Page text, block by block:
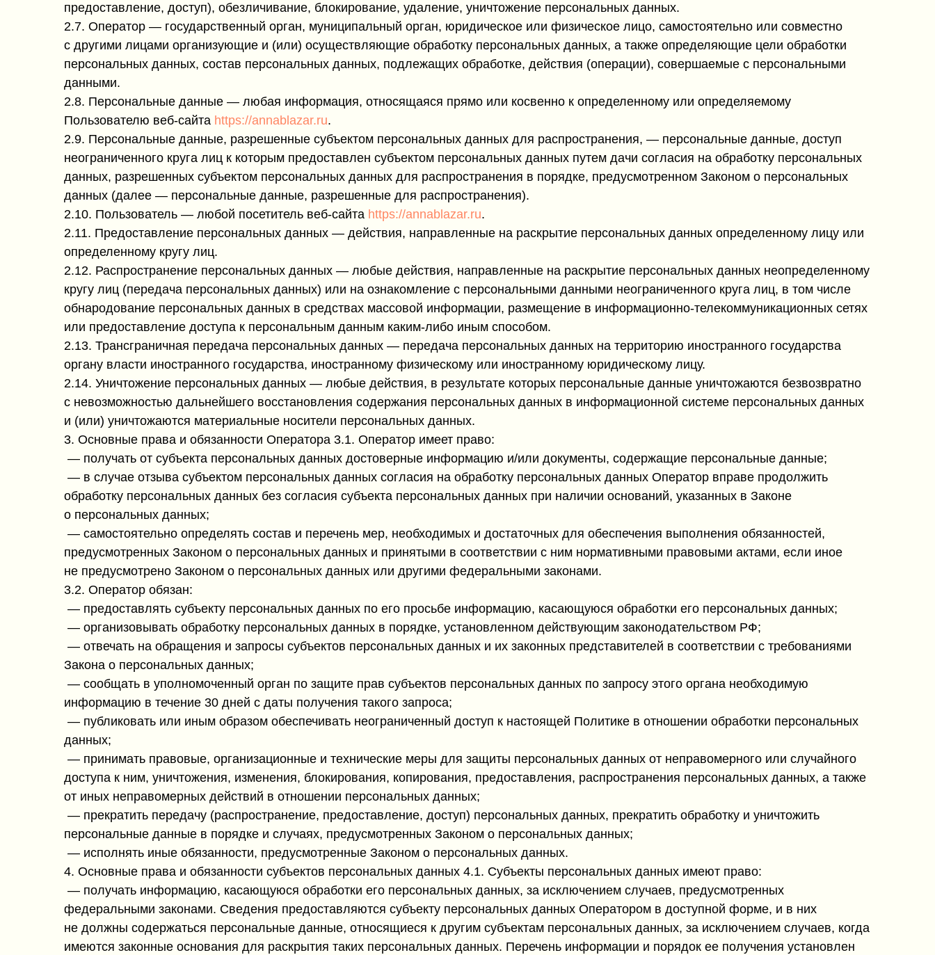
предоставление, доступ), обезличивание, блокирование, удаление, уничтожение персональных данных.
2.7. Оператор — государственный орган, муниципальный орган, юридическое или физическое лицо, самостоятельно или совместно
с другими лицами организующие и (или) осуществляющие обработку персональных данных, а также определяющие цели обработки
персональных данных, состав персональных данных, подлежащих обработке, действия (операции), совершаемые с персональными
данными.
2.8. Персональные данные — любая информация, относящаяся прямо или косвенно к определенному или определяемому
Пользователю веб-сайта https://annablazar.ru.
2.9. Персональные данные, разрешенные субъектом персональных данных для распространения, — персональные данные, доступ
неограниченного круга лиц к которым предоставлен субъектом персональных данных путем дачи согласия на обработку персональных
данных, разрешенных субъектом персональных данных для распространения в порядке, предусмотренном Законом о персональных
данных (далее — персональные данные, разрешенные для распространения).
2.10. Пользователь — любой посетитель веб-сайта https://annablazar.ru.
2.11. Предоставление персональных данных — действия, направленные на раскрытие персональных данных определенному лицу или
определенному кругу лиц.
2.12. Распространение персональных данных — любые действия, направленные на раскрытие персональных данных неопределенному
кругу лиц (передача персональных данных) или на ознакомление с персональными данными неограниченного круга лиц, в том числе
обнародование персональных данных в средствах массовой информации, размещение в информационно-телекоммуникационных сетях
или предоставление доступа к персональным данным каким-либо иным способом.
2.13. Трансграничная передача персональных данных — передача персональных данных на территорию иностранного государства
органу власти иностранного государства, иностранному физическому или иностранному юридическому лицу.
2.14. Уничтожение персональных данных — любые действия, в результате которых персональные данные уничтожаются безвозвратно
с невозможностью дальнейшего восстановления содержания персональных данных в информационной системе персональных данных
и (или) уничтожаются материальные носители персональных данных.
3. Основные права и обязанности Оператора 3.1. Оператор имеет право:
— получать от субъекта персональных данных достоверные информацию и/или документы, содержащие персональные данные;
— в случае отзыва субъектом персональных данных согласия на обработку персональных данных Оператор вправе продолжить
обработку персональных данных без согласия субъекта персональных данных при наличии оснований, указанных в Законе
о персональных данных;
— самостоятельно определять состав и перечень мер, необходимых и достаточных для обеспечения выполнения обязанностей,
предусмотренных Законом о персональных данных и принятыми в соответствии с ним нормативными правовыми актами, если иное
не предусмотрено Законом о персональных данных или другими федеральными законами.
3.2. Оператор обязан:
— предоставлять субъекту персональных данных по его просьбе информацию, касающуюся обработки его персональных данных;
— организовывать обработку персональных данных в порядке, установленном действующим законодательством РФ;
— отвечать на обращения и запросы субъектов персональных данных и их законных представителей в соответствии с требованиями
Закона о персональных данных;
— сообщать в уполномоченный орган по защите прав субъектов персональных данных по запросу этого органа необходимую
информацию в течение 30 дней с даты получения такого запроса;
— публиковать или иным образом обеспечивать неограниченный доступ к настоящей Политике в отношении обработки персональных
данных;
— принимать правовые, организационные и технические меры для защиты персональных данных от неправомерного или случайного
доступа к ним, уничтожения, изменения, блокирования, копирования, предоставления, распространения персональных данных, а также
от иных неправомерных действий в отношении персональных данных;
— прекратить передачу (распространение, предоставление, доступ) персональных данных, прекратить обработку и уничтожить
персональные данные в порядке и случаях, предусмотренных Законом о персональных данных;
— исполнять иные обязанности, предусмотренные Законом о персональных данных.
4. Основные права и обязанности субъектов персональных данных 4.1. Субъекты персональных данных имеют право:
— получать информацию, касающуюся обработки его персональных данных, за исключением случаев, предусмотренных
федеральными законами. Сведения предоставляются субъекту персональных данных Оператором в доступной форме, и в них
не должны содержаться персональные данные, относящиеся к другим субъектам персональных данных, за исключением случаев, когда
имеются законные основания для раскрытия таких персональных данных. Перечень информации и порядок ее получения установлен